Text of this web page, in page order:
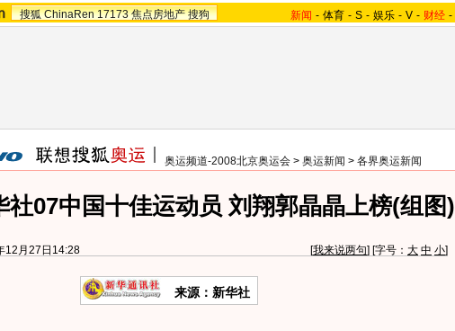
搜狐 ChinaRen 17173 焦点房地产 搜狗 新闻 - 体育 - S - 娱乐 - V - 财经 -
奥运频道-2008北京奥运会 > 奥运新闻 > 各界奥运新闻
社07中国十佳运动员 刘翔郭晶晶上榜(组图)
12月27日14:28 [我来说两句] [字号： 大 中 小]
来源：新华社